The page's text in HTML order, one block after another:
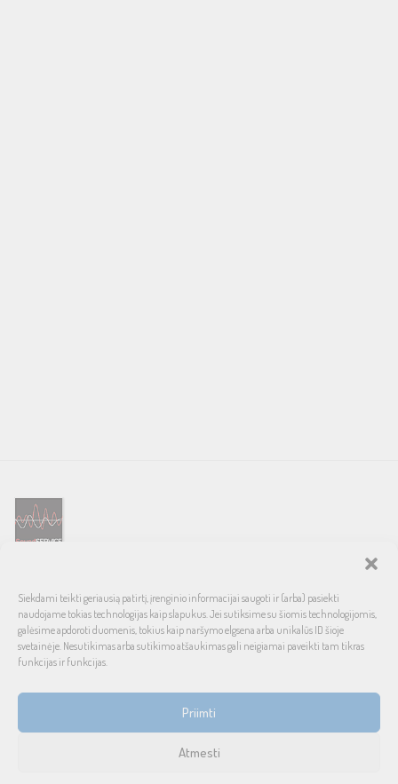
Siekdami teikti geriausią patirtį, įrenginio informacijai saugoti ir (arba) pasiekti
naudojame tokias technologijas kaip slapukus. Jei sutiksime su šiomis technologijomis,
galėsime apdoroti duomenis, tokius kaip naršymo elgsena arba unikalūs ID šioje
svetainėje. Nesutikimas arba sutikimo atšaukimas gali neigiamai paveikti tam tikras
funkcijas ir funkcijas.
Priimti
Atmesti
pasaulinio garso, laiko patikrintais namų bei automobilinės garso
aparatūros ženklais. Galimybė pirkti išsimokėtinai, garantuotas optimalus
kainos ir kokybės santykis.
INFORMACIJA
Prekių pristatymas ir grąžinimas